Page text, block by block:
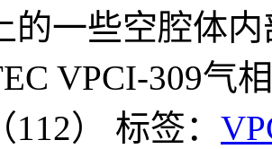
的一些空腔体
VPCI-309气
112） 标签：